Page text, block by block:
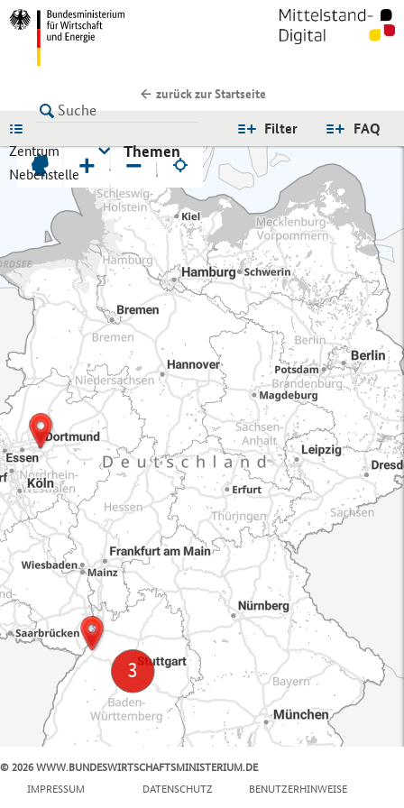
zurück zur Startseite
FAQ
Filter
Zentrum
Nebenstelle
Themen
+ −
© 2026 WWW.BUNDESWIRTSCHAFTSMINISTERIUM.DE
IMPRESSUM
DATENSCHUTZ BENUTZERHINWEISE